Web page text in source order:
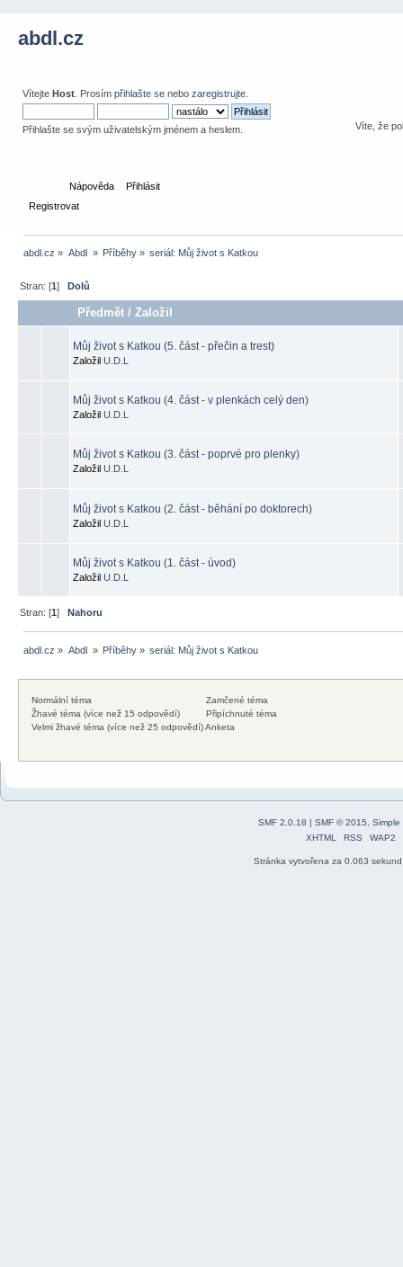
abdl.cz
Vítejte Host . Prosím přihlašte se nebo zaregistrujte
Přihlašte se svým uživatelským jménem a heslem. Víte, že
Nápověda
Přihlásit
Registrovat
abdl.cz » Abdl » Příběhy» seriál: Můj život s Katkou
Stran: [1]Dolů
Předmět /Založil
Můj život s Katkou (5. část - přečin a trest)
Založil U.D.L
Můj život s Katkou (4. část - v plenkách celý den)
Založil U.D.L
Můj život s Katkou (3. část - poprvé pro plenky)
Založil U.D.L
Můj život s Katkou (2. část - běhání po doktorech)
Založil U.D.L
Můj život s Katkou (1. část - úvod)
Založil U.D.L
Stran: [1]Nahoru
abdl.cz » Abdl » Příběhy» seriál: Můj život s Katkou
Normální téma
Žhavé téma (více než 15 odpovědí)
Velmi žhavé téma (více než 25 odpovědí)
Zamčené téma
Připíchnuté téma
Anketa
SMF 2.0.18 | SMF © 2015, Simple
XHTML
RSS WAP2
Stránka vytvořena za 0.063